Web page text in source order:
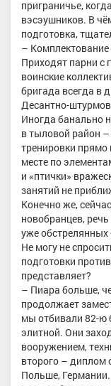
приграничье,
вэсэушников. В
подготовка,
– Комплектование
Приходят парни с
воинские
бригада всегда в
Десантно-
Иногда банально
в тыловой район
тренировки прямо
месте по
и «птички»
занятий не
Конечно же,
новобранцев,
уже обстрелянных
Не могу не
подготовки
представляет?
– Пиара больше,
продолжает
мы отбивали 82-ю
элитной. Они
вооружением,
второго – диплом
Польше,